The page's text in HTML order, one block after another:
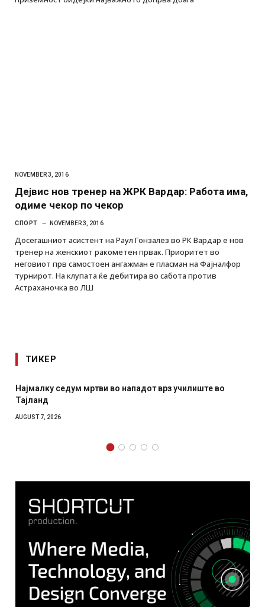
NOVEMBER 3, 2016
Дејвис нов тренер на ЖРК Вардар: Работа има,
одиме чекор по чекор
СПОРТ NOVEMBER 3, 2016
Досегашниот асистент на Раул Гонзалез во РК Вардар е нов
тренер на женскиот ракометен првак. Приоритет во
неговиот прв самостоен ангажман е пласман на Фајналфор
турнирот. На клупата ќе дебитира во сабота против
Астраханочка во ЛШ
ТИКЕР
во
СОЗИС: Украинците повеќе им веруваат на